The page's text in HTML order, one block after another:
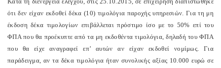
ότι δεν είχαν εκδοθεί δέκα (10) τιμολόγια παροχής υπηρεσιών. Για τη μη
έκδοση δέκα τιμολογίων επιβάλλεται πρόστιμο ίσο με το 50% επί του
ΦΠΑ που θα προέκυπτε από τα μη εκδοθέντα τιμολόγια, δηλαδή του ΦΠΑ
που θα είχε αναγραφεί επ’ αυτών αν είχαν εκδοθεί νομίμως. Για
παράδειγμα, αν τα δέκα τιμολόγια ήταν συνολικής αξίας 10.000 ευρώ σε